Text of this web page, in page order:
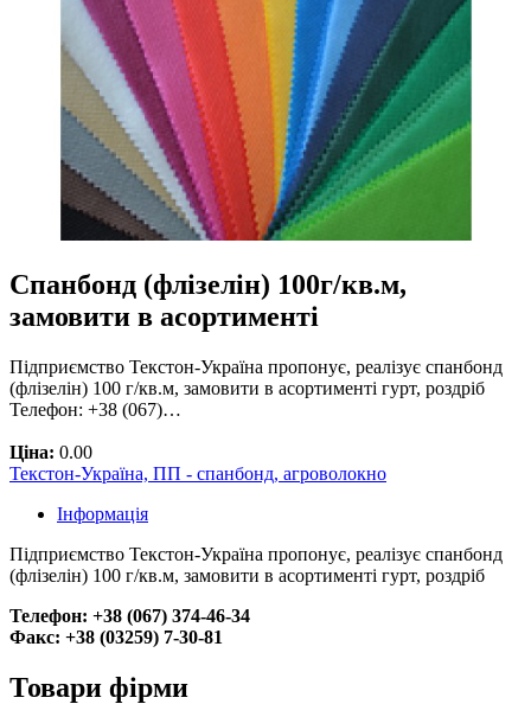
Спанбонд (флізелін) 100г/кв.м,
замовити в асортименті
Підприємство Текстон-Україна пропонує, реалізує спанбонд
(флізелін) 100 г/кв.м, замовити в асортименті гурт, роздріб
Телефон: +38 (067)…
Ціна: 0.00
Текстон-Україна, ПП - спанбонд, агроволокно
Інформація
Підприємство Текстон-Україна пропонує, реалізує спанбонд
(флізелін) 100 г/кв.м, замовити в асортименті гурт, роздріб
Телефон: +38 (067) 374-46-34
Факс: +38 (03259) 7-30-81
Товари фірми